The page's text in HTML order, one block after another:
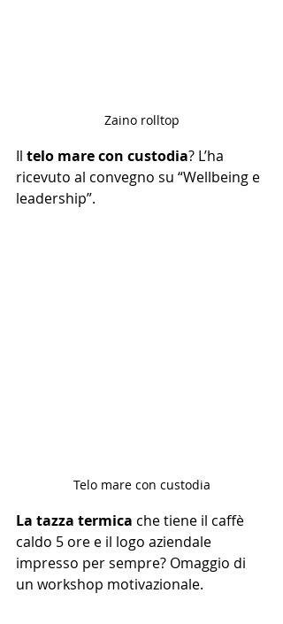
Zaino rolltop
Il telo mare con custodia? L’ha
ricevuto al convegno su “Wellbeing e
leadership”.
Telo mare con custodia
La tazza termica che tiene il caffè
caldo 5 ore e il logo aziendale
impresso per sempre? Omaggio di
un workshop motivazionale.